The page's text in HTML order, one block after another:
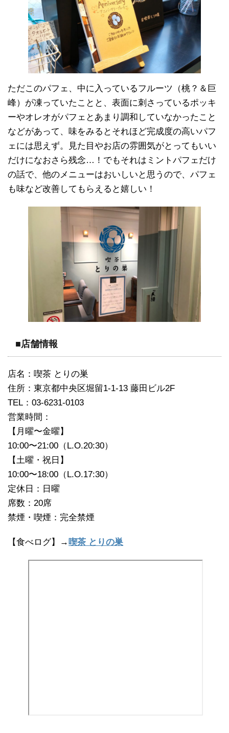
ただこのパフェ、中に入っているフルーツ（桃？＆巨
峰）が凍っていたことと、表面に刺さっているポッキ
ーやオレオがパフェとあまり調和していなかったこと
などがあって、味をみるとそれほど完成度の高いパフ
ェには思えず。見た目やお店の雰囲気がとってもいい
だけになおさら残念…！でもそれはミントパフェだけ
の話で、他のメニューはおいしいと思うので、パフェ
も味など改善してもらえると嬉しい！
■店舗情報
店名：喫茶 とりの巣
住所：東京都中央区堀留1-1-13 藤田ビル2F
TEL：03-6231-0103
営業時間：
【月曜〜金曜】
10:00〜21:00（L.O.20:30）
【土曜・祝日】
10:00〜18:00（L.O.17:30）
定休日：日曜
席数：20席
禁煙・喫煙：完全禁煙
【食べログ】→喫茶 とりの巣